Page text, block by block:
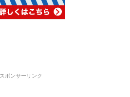
スポンサーリンク